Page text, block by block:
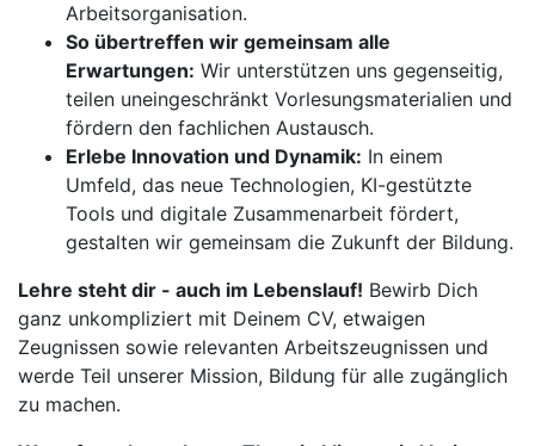
Arbeitsorganisation.
So übertreffen wir gemeinsam alle
Erwartungen: Wir unterstützen uns gegenseitig,
teilen uneingeschränkt Vorlesungsmaterialien und
fördern den fachlichen Austausch.
Erlebe Innovation und Dynamik: In einem
Umfeld, das neue Technologien, KI-gestützte
Tools und digitale Zusammenarbeit fördert,
gestalten wir gemeinsam die Zukunft der Bildung.
Lehre steht dir - auch im Lebenslauf! Bewirb Dich
ganz unkompliziert mit Deinem CV, etwaigen
Zeugnissen sowie relevanten Arbeitszeugnissen und
werde Teil unserer Mission, Bildung für alle zugänglich
zu machen.